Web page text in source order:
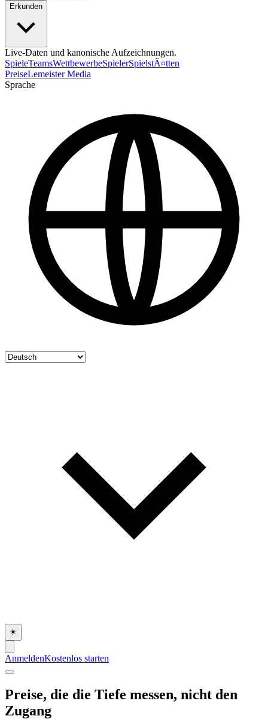
Erkunden
Live-Daten und kanonische Aufzeichnungen.
SpieleTeamsWettbewerbeSpielerSpielstÃ¤tten
PreiseLemeister Media
Sprache
☀️
AnmeldenKostenlos starten
Preise, die die Tiefe messen, nicht den
Zugang